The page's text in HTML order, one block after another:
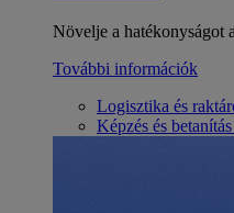
Növelje a hatékonyságot
További információk
Logisztika és
Képzés és betanítás